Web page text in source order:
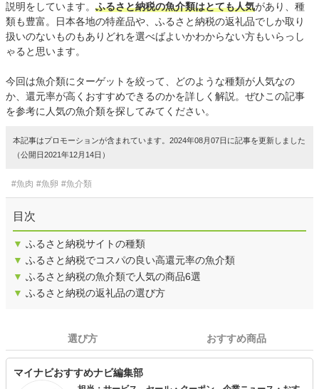
説明をしています。 ふるさと納税の魚介類はとても人気があり、種
類も豊富。日本各地の特産品や、ふるさと納税の返礼品でしか取り
扱いのないものもありどれを選べばよいかわからない方もいらっし
ゃると思います。
今回は魚介類にターゲットを絞って、どのような種類が人気なの
か、還元率が高くおすすめできるのかを詳しく解説。ぜひこの記事
を参考に人気の魚介類を探してみてください。
本記事はプロモーションが含まれています。2024年08月07日に記事を更新しました
（公開日2021年12月14日）
#魚肉 #魚卵 #魚介類
目次
▼ ふるさと納税サイトの種類
▼ ふるさと納税でコスパの良い高還元率の魚介類
▼ ふるさと納税の魚介類で人気の商品6選
▼ ふるさと納税の返礼品の選び方
選び方 おすすめ商品
マイナビおすすめナビ編集部